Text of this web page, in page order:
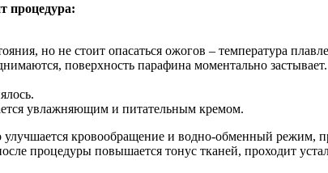
процедура:
но не стоит опасаться ожогов – температура
поверхность парафина моментально
увлажняющим и питательным кремом.
кровообращение и водно-обменный режим,
процедуры повышается тонус тканей, проходит